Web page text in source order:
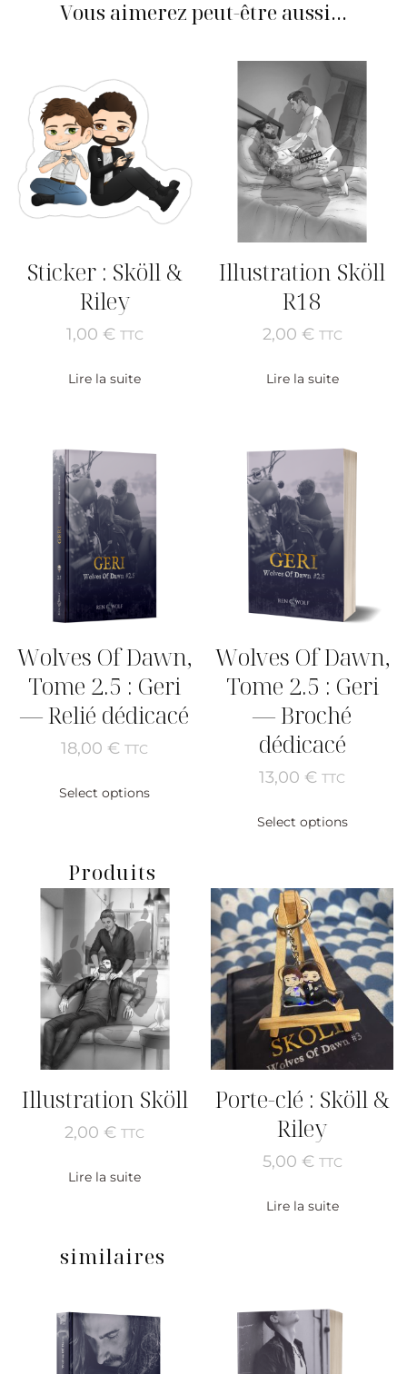
Vous aimerez peut-être aussi…
Sticker : Sköll &
Riley
1,00 € TTC
Lire la suite
Illustration Sköll
R18
2,00 € TTC
Lire la suite
Wolves Of Dawn,
Tome 2.5 : Geri
— Relié dédicacé
18,00€ TTC
Select options
Wolves Of Dawn,
Tome 2.5 : Geri
— Broché
dédicacé
13,00€ TTC
Select options
Illustration Sköll
2,00€ TTC
Lire la suite
Porte-clé : Sköll &
Riley
5,00 € TTC
Lire la suite
Produits
similaires